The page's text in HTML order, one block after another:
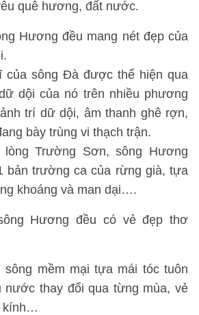
quê hương, đất nước.
Hương đều mang nét đẹp của
của sông Đà được thể hiện qua
dội của nó trên nhiều phương
trí dữ dội, âm thanh ghê rợn,
bày trùng vi thạch trận.
Trường Sơn, sông Hương
bản trường ca của rừng già, tựa
khoáng và man dại….
Hương đều có vẻ đẹp thơ
mềm mại tựa mái tóc tuôn
nước thay đổi qua từng mùa, vẻ
kính…